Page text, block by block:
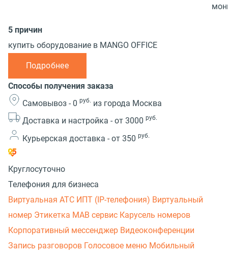
5 причин
купить оборудование в MANGO OFFICE
Подробнее
Способы получения заказа
Самовывоз - 0 руб. из города Москва
Доставка и настройка - от 3000 руб.
Курьерская доставка - от 350 руб.
Круглосуточно
Телефония для бизнеса
Виртуальная АТС ИПТ (IP-телефония) Виртуальный
номер Этикетка МАВ сервис Карусель номеров
Корпоративный мессенджер Видеоконференции
Запись разговоров Голосовое меню Мобильный